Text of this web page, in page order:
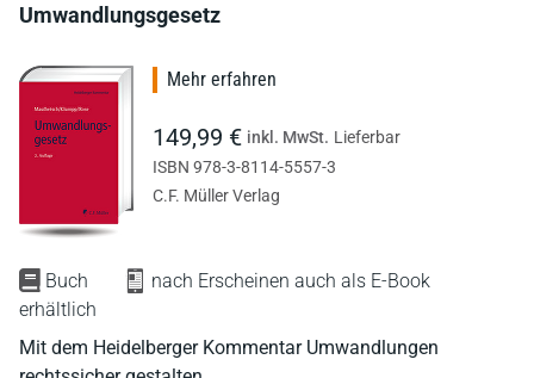
Umwandlungsgesetz
Buch
nach Erscheinen auch als E-Book
erhältlich
Mit dem Heidelberger Kommentar Umwandlungen
Mehr erfahren
149,99 € inkl. MwSt. Lieferbar
ISBN 978-3-8114-5557-3
C.F. Müller Verlag